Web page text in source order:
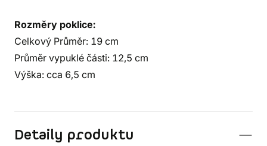
Rozměry poklice:
Celkový Průměr: 19 cm
Průměr vypuklé části: 12,5 cm
Výška: cca 6,5 cm
Detaily produktu